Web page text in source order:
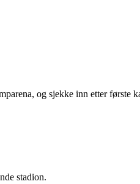
og sjekke inn etter første
stadion.